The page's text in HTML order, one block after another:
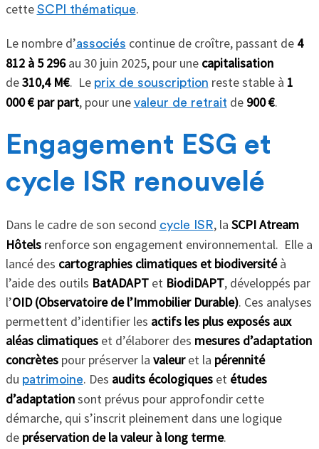
cette SCPI thématique.
Le nombre d’associés continue de croître, passant de 4
812 à 5 296au 30 juin 2025, pour une capitalisation
de310,4 M€. Le prix de souscription reste stable à 1
000 € par part, pour une valeur de retrait de 900 €.
Engagement ESG et
cycle ISR renouvelé
Dans le cadre de son second cycle ISR, la SCPI Atream
Hôtelsrenforce son engagement environnemental. Elle a
lancé des cartographies climatiques et biodiversitéà
l’aide des outils BatADAPTet BiodiDAPT, développés par
l’OID (Observatoire de l’Immobilier Durable). Ces analyses
permettent d’identifier les actifs les plus exposés aux
aléas climatiqueset d’élaborer des mesures d’adaptation
concrètespour préserver la valeuret la pérennité
du patrimoine. Des audits écologiqueset études
d’adaptationsont prévus pour approfondir cette
démarche, qui s’inscrit pleinement dans une logique
de préservation de la valeur à long terme.